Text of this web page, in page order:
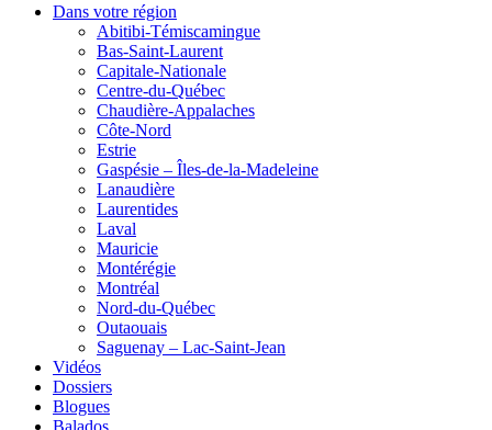
Dans votre région
Abitibi-Témiscamingue
Bas-Saint-Laurent
Capitale-Nationale
Centre-du-Québec
Chaudière-Appalaches
Côte-Nord
Estrie
Gaspésie – Îles-de-la-Madeleine
Lanaudière
Laurentides
Laval
Mauricie
Montérégie
Montréal
Nord-du-Québec
Outaouais
Saguenay – Lac-Saint-Jean
Vidéos
Dossiers
Blogues
Balados